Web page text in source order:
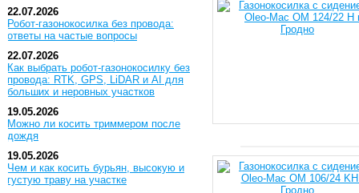
22.07.2026
Робот-газонокосилка без провода:
ответы на частые вопросы
22.07.2026
Как выбрать робот-газонокосилку без
провода: RTK, GPS, LiDAR и AI для
больших и неровных участков
19.05.2026
Можно ли косить триммером после
дождя
19.05.2026
Чем и как косить бурьян, высокую и
густую траву на участке